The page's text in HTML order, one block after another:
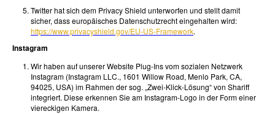
Twitter hat sich dem Privacy Shield unterworfen und stellt damit
sicher, dass europäisches Datenschutzrecht eingehalten wird:
https://www.privacyshield.gov/EU-US-Framework.
Instagram
Wir haben auf unserer Website Plug-Ins vom sozialen Netzwerk
Instagram (Instagram LLC., 1601 Willow Road, Menlo Park, CA,
94025, USA) im Rahmen der sog. „Zwei-Klick-Lösung“ von Shariff
integriert. Diese erkennen Sie am Instagram-Logo in der Form einer
viereckigen Kamera.